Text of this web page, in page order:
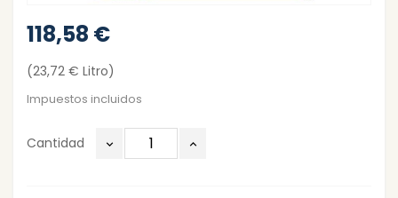
118,58 €
(23,72 € Litro)
Impuestos incluidos
Cantidad